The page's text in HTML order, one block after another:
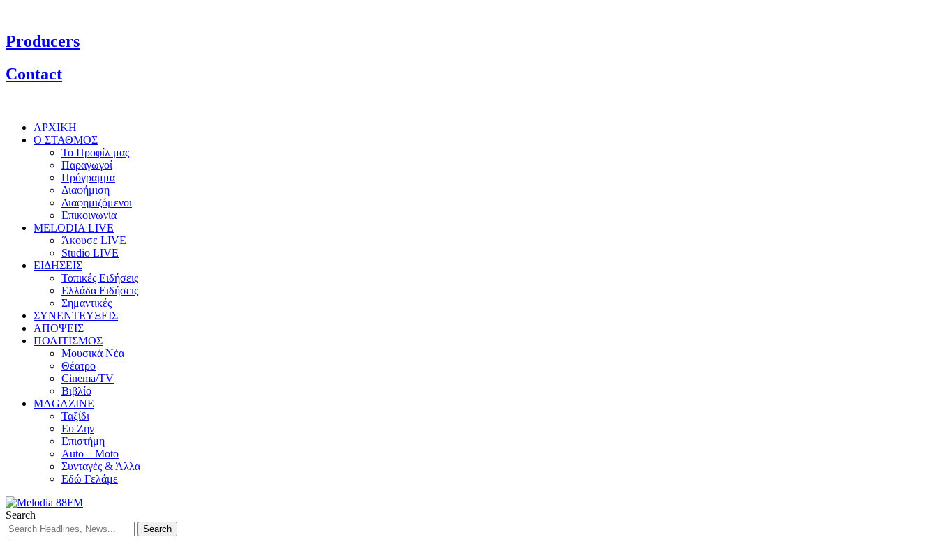
Producers
Contact
ΑΡΧΙΚΗ
Ο ΣΤΑΘΜΟΣ
Το Προφίλ μας
Παραγωγοί
Πρόγραμμα
Διαφήμιση
Διαφημιζόμενοι
Επικοινωνία
MELODIA LIVE
Άκουσε LIVE
Studio LIVE
ΕΙΔΗΣΕΙΣ
Τοπικές Ειδήσεις
Ελλάδα Ειδήσεις
Σημαντικές
ΣΥΝΕΝΤΕΥΞΕΙΣ
ΑΠΟΨΕΙΣ
ΠΟΛΙΤΙΣΜΟΣ
Μουσικά Νέα
Θέατρο
Cinema/TV
Βιβλίο
MAGAZINE
Ταξίδι
Ευ Ζην
Επιστήμη
Auto – Moto
Συνταγές & Άλλα
Εδώ Γελάμε
Search